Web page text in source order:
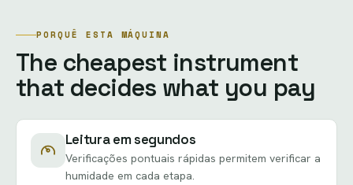
PORQUÊ ESTA MÁQUINA
The cheapest instrument
that decides what you pay
Leitura em segundos
Verificações pontuais rápidas permitem verificar a
humidade em cada etapa.